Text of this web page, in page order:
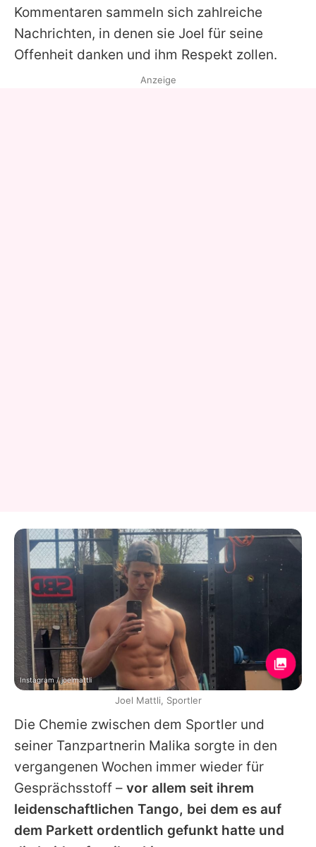
Kommentaren sammeln sich zahlreiche
Nachrichten, in denen sie Joel für seine
Offenheit danken und ihm Respekt zollen.
Die Chemie zwischen dem Sportler und
seiner Tanzpartnerin Malika sorgte in den
vergangenen Wochen immer wieder für
Gesprächsstoff – vor allem seit ihrem
leidenschaftlichen Tango, bei dem es auf
dem Parkett ordentlich gefunkt hatte und
Anzeige
Instagram / joelmattli
Joel Mattli, Sportler